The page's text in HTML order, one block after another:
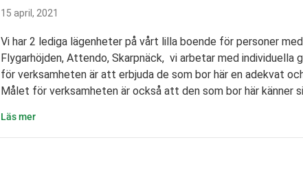
15 april, 2021
Vi har 2 lediga lägenheter på vårt lilla boende för personer
Flygarhöjden, Attendo, Skarpnäck, vi arbetar med individuella
för verksamheten är att erbjuda de som bor här en adekvat
Målet för verksamheten är också att den som bor här känner
Läs merabout Flygarhöjden, Attendo, Skarpnäck – 2 lediga platser